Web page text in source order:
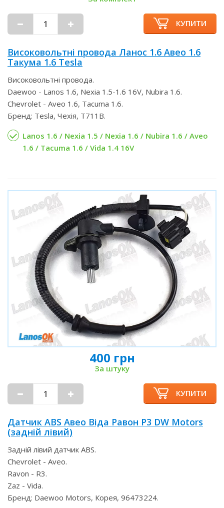
КУПИТИ
Високовольтні провода Ланос 1.6 Авео 1.6
Такума 1.6 Tesla
Високовольтні провода.
Daewoo - Lanos 1.6, Nexia 1.5-1.6 16V, Nubira 1.6.
Chevrolet - Aveo 1.6, Tacuma 1.6.
Бренд: Tesla, Чехія, T711B.
Lanos 1.6 / Nexia 1.5 / Nexia 1.6 / Nubira 1.6 / Aveo
1.6 / Tacuma 1.6 / Vida 1.4 16V
400 грн
За штуку
КУПИТИ
Датчик ABS Авео Віда Равон Р3 DW Motors
(задній лівий)
Задній лівий датчик ABS.
Chevrolet - Aveo.
Ravon - R3.
Zaz - Vida.
Бренд: Daewoo Motors, Корея, 96473224.